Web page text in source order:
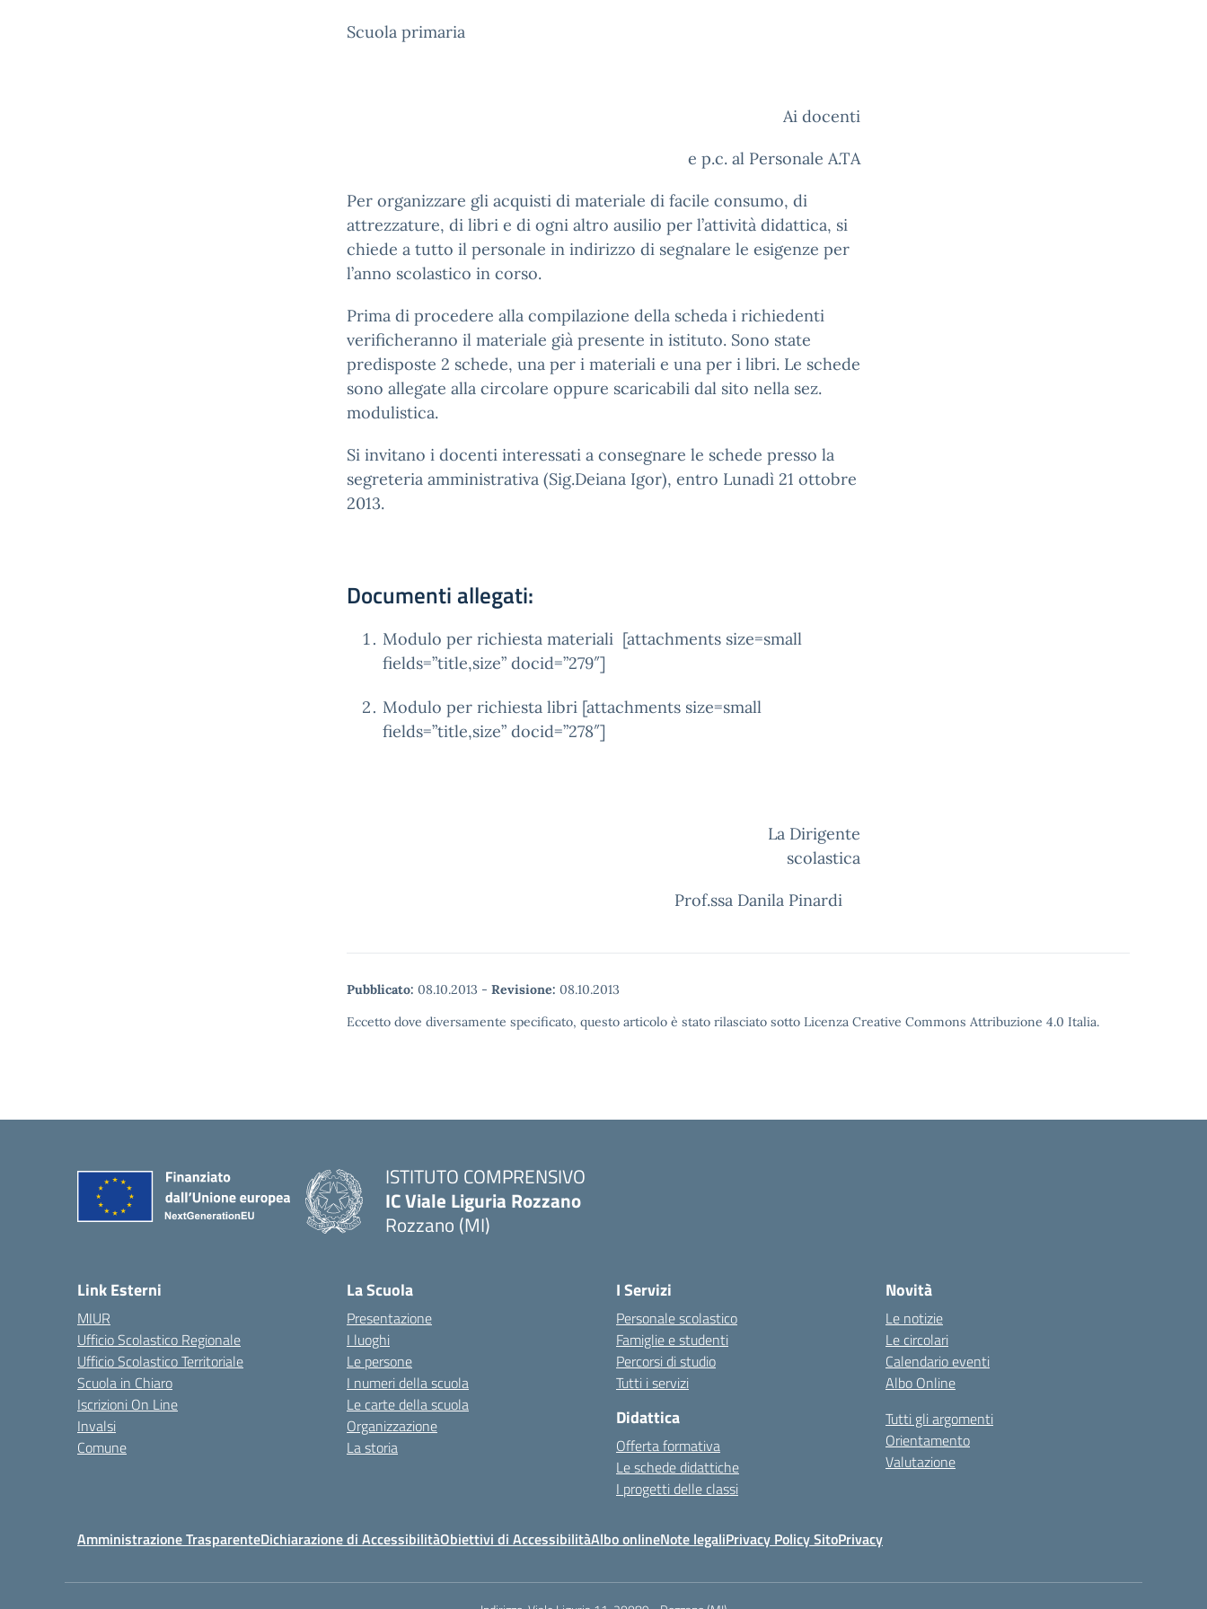
Scuola primaria
Ai docenti
e p.c. al Personale A.TA
Per organizzare gli acquisti di materiale di facile consumo, di
attrezzature, di libri e di ogni altro ausilio per l’attività didattica, si
chiede a tutto il personale in indirizzo di segnalare le esigenze per
l’anno scolastico in corso.
Prima di procedere alla compilazione della scheda i richiedenti
verificheranno il materiale già presente in istituto. Sono state
predisposte 2 schede, una per i materiali e una per i libri. Le schede
sono allegate alla circolare oppure scaricabili dal sito nella sez.
modulistica.
Si invitano i docenti interessati a consegnare le schede presso la
segreteria amministrativa (Sig.Deiana Igor), entro Lunadì 21 ottobre
2013.
Documenti allegati:
Modulo per richiesta materiali [attachments size=small
fields=”title,size” docid=”279″]
Modulo per richiesta libri [attachments size=small
fields=”title,size” docid=”278″]
La Dirigente
scolastica
Prof.ssa Danila Pinardi
Pubblicato: 08.10.2013 - Revisione: 08.10.2013
Eccetto dove diversamente specificato, questo articolo è stato rilasciato sotto Licenza Creative Commons Attribuzione 4.0 Italia.
ISTITUTO COMPRENSIVO
IC Viale Liguria Rozzano
Rozzano (MI)
Link Esterni
MIUR
Ufficio Scolastico Regionale
Ufficio Scolastico Territoriale
Scuola in Chiaro
Iscrizioni On Line
Invalsi
Comune
La Scuola
Presentazione
I luoghi
Le persone
I numeri della scuola
Le carte della scuola
Organizzazione
La storia
I Servizi
Personale scolastico
Famiglie e studenti
Percorsi di studio
Tutti i servizi
Didattica
Offerta formativa
Le schede didattiche
I progetti delle classi
Novità
Le notizie
Le circolari
Calendario eventi
Albo Online
Tutti gli argomenti
Orientamento
Valutazione
Amministrazione TrasparenteDichiarazione di AccessibilitàObiettivi di AccessibilitàAlbo onlineNote legaliPrivacy Policy SitoPrivacy